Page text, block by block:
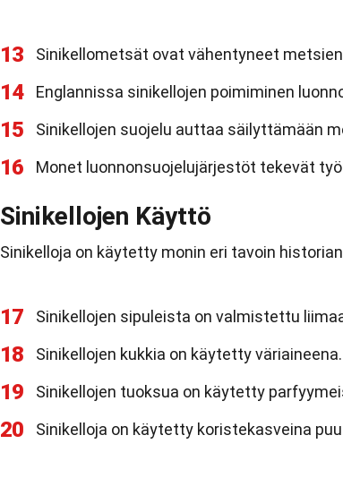
13 Sinikellometsät ovat vähentyneet
14 Englannissa sinikellojen poimiminen
15 Sinikellojen suojelu auttaa säilyttämään
16 Monet luonnonsuojelujärjestöt tekevät
Sinikellojen Käyttö
Sinikelloja on käytetty monin eri tavoin
17 Sinikellojen sipuleista on valmistettu
18 Sinikellojen kukkia on käytetty väriaineena.
19 Sinikellojen tuoksua on käytetty
20 Sinikelloja on käytetty koristekasveina